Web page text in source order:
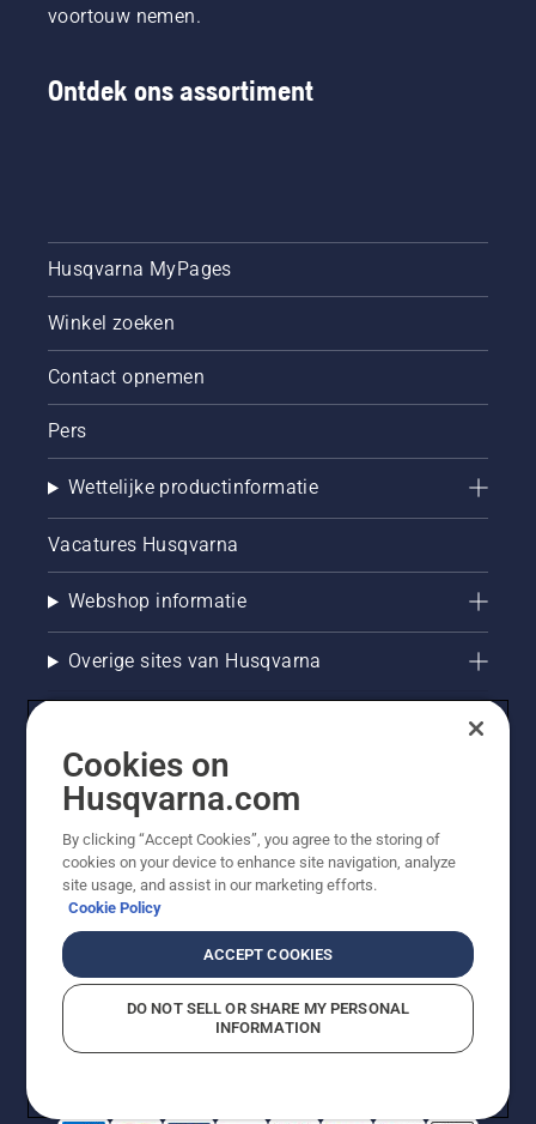
voortouw nemen.
Ontdek ons assortiment
Husqvarna MyPages
Winkel zoeken
Contact opnemen
Pers
Wettelijke productinformatie
Vacatures Husqvarna
Webshop informatie
Overige sites van Husqvarna
© Husqvarna AB (publ). Alle rechten voorbehouden. De
getoonde prijzen zijn consumentenadviesprijzen. Alle
vermelde prijzen zijn adviesverkoopprijzen (incl. BTW),
tenzij het product beschikbaar is voor directe aankoop.
CookiebeleidGebruiksvoorwaarden Privacyverklaring
BedrijfsgegevensReport Suspected Violations
Cookies on
Husqvarna.com
By clicking “Accept Cookies”, you agree to the storing of
cookies on your device to enhance site navigation, analyze
site usage, and assist in our marketing efforts.
Cookie Policy
ACCEPT COOKIES
DO NOT SELL OR SHARE MY PERSONAL
INFORMATION